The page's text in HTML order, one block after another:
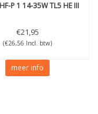
P 1 14-35W TL5 HE III
€21,95
(€26,56 Incl. btw)
meer info